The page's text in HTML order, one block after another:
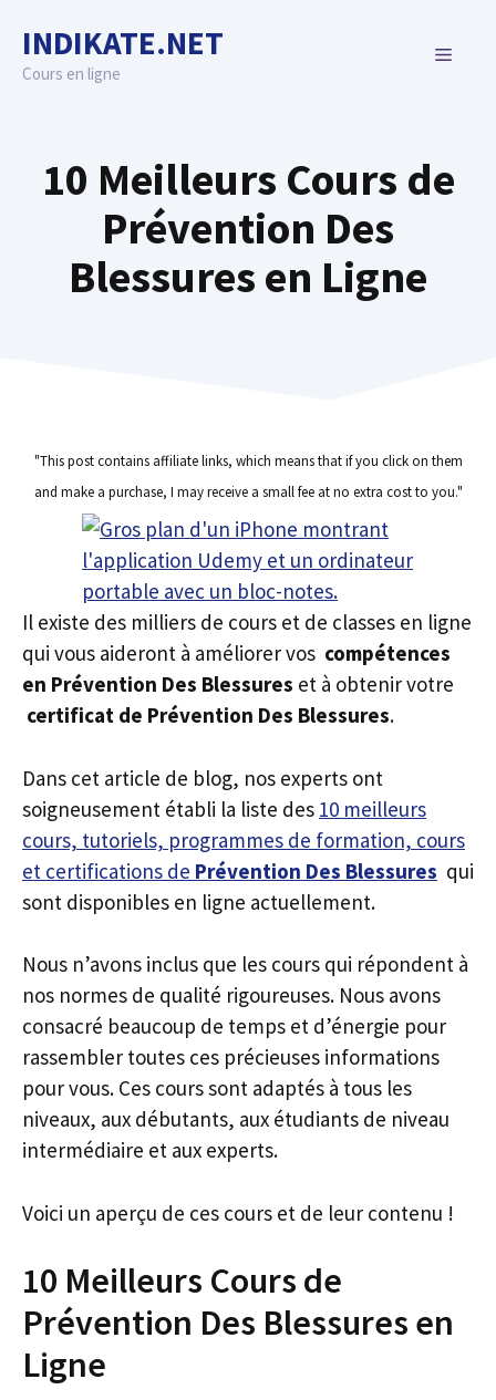
content
INDIKATE.NET
Cours en ligne
MENU
10 Meilleurs Cours de
Prévention Des
Blessures en Ligne
"This post contains affiliate links, which means that if you click on them
and make a purchase, I may receive a small fee at no extra cost to you."
Il existe des milliers de cours et de classes en ligne
qui vous aideront à améliorer vos compétences
en Prévention Des Blessures et à obtenir votre
certificat de Prévention Des Blessures.
Dans cet article de blog, nos experts ont
soigneusement établi la liste des 10 meilleurs
cours, tutoriels, programmes de formation, cours
et certifications de Prévention Des Blessures qui
sont disponibles en ligne actuellement.
Nous n’avons inclus que les cours qui répondent à
nos normes de qualité rigoureuses. Nous avons
consacré beaucoup de temps et d’énergie pour
rassembler toutes ces précieuses informations
pour vous. Ces cours sont adaptés à tous les
niveaux, aux débutants, aux étudiants de niveau
intermédiaire et aux experts.
Voici un aperçu de ces cours et de leur contenu !
10 Meilleurs Cours de
Prévention Des Blessures en
Ligne